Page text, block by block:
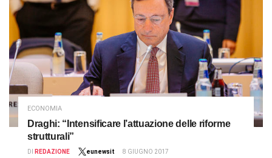
ECONOMIA
Draghi: “Intensificare l’attuazione delle riforme
strutturali”
DI REDAZIONE eunewsit 8 GIUGNO 2017